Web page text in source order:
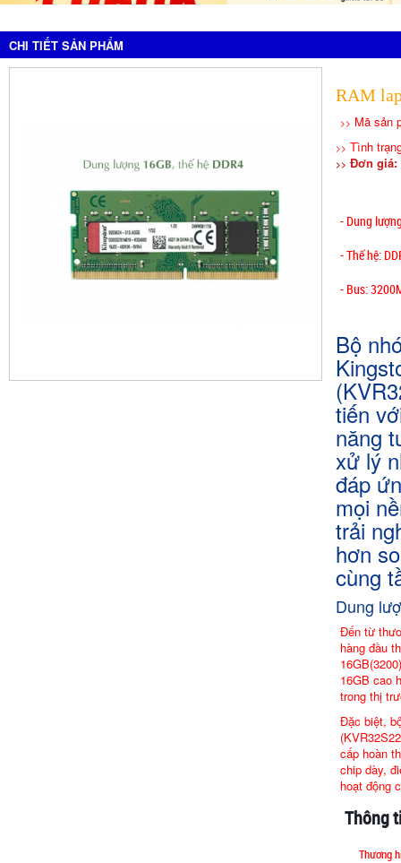
CHI TIẾT SẢN PHẨM
RAM
>> Mã sản
>> Tình
>> Đơn giá:
- Dung
- Thế hệ:
- Bus:
Bộ
tiến
năng
xử lý
đáp
mọi
trải
hơn
cùng
Dung
Đến từ
hàng đầu
16GB cao
trong thị
Đặc biệt,
cấp hoàn
chip dày,
hoạt động
Thông
Thương